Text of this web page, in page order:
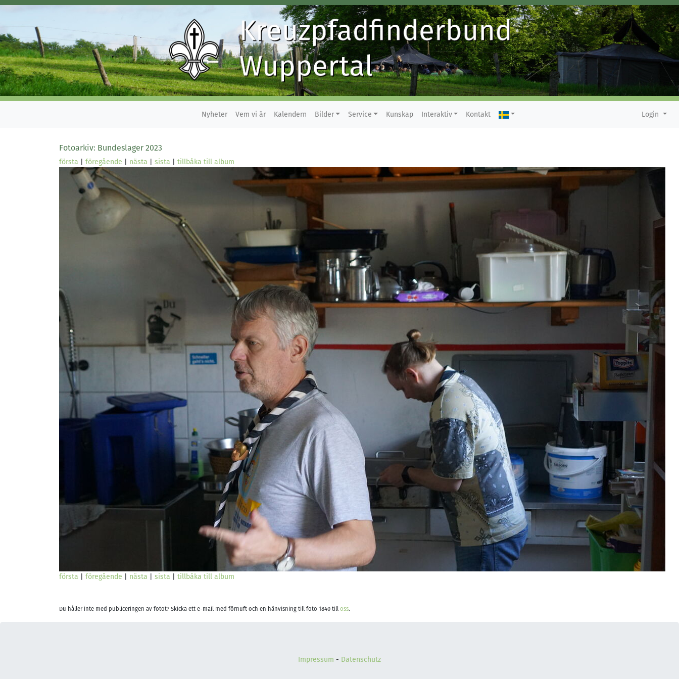
Nyheter Vem vi är Kalendern Bilder Service Kunskap Interaktiv Kontakt Login
Fotoarkiv: Bundeslager 2023
första föregående nästa sista tillbåka till album
första föregående nästa sista tillbåka till album
Du håller inte med publiceringen av fotot? Skicka ett e-mail med förnuft och en hänvisning till foto 1840 till oss.
Impressum - Datenschutz